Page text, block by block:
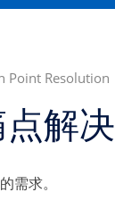
Point Resolution
解决
需求。